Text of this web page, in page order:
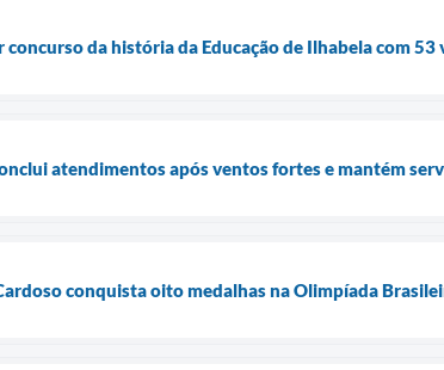
da história da Educação de Ilhabela com 53
atendimentos após ventos fortes e mantém
conquista oito medalhas na Olimpíada